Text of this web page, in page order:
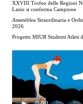
XXVIII Trofeo delle Regioni
Lazio si conferma Campione
Assemblea Straordinaria e
2026
Progetto MIUR Studenti Atleti